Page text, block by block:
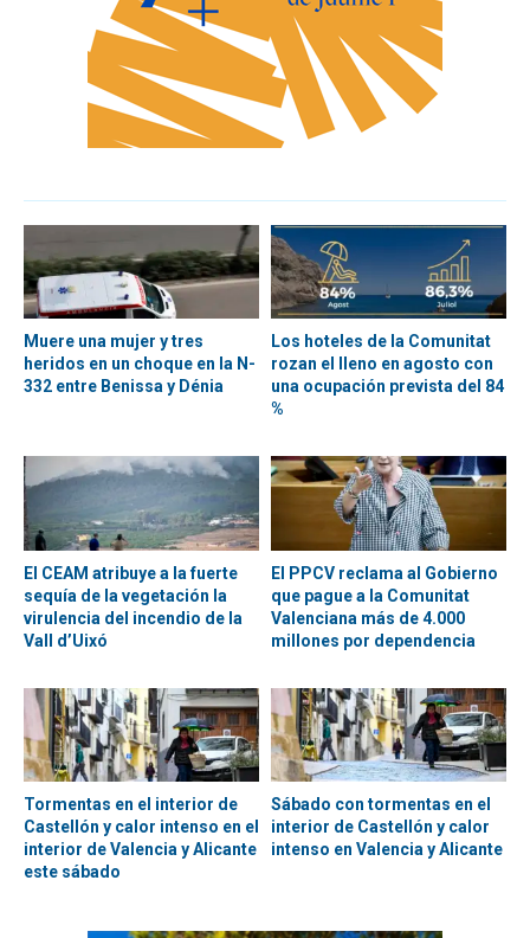
Muere una mujer y tres
heridos en un choque en la N-
332 entre Benissa y Dénia
Los hoteles de la Comunitat
rozan el lleno en agosto con
una ocupación prevista del 84
%
El CEAM atribuye a la fuerte
sequía de la vegetación la
virulencia del incendio de la
Vall d’Uixó
El PPCV reclama al Gobierno
que pague a la Comunitat
Valenciana más de 4.000
millones por dependencia
Tormentas en el interior de
Castellón y calor intenso en el
interior de Valencia y Alicante
este sábado
Sábado con tormentas en el
interior de Castellón y calor
intenso en Valencia y Alicante